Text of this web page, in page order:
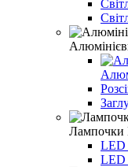
Лампочки
LED
LED